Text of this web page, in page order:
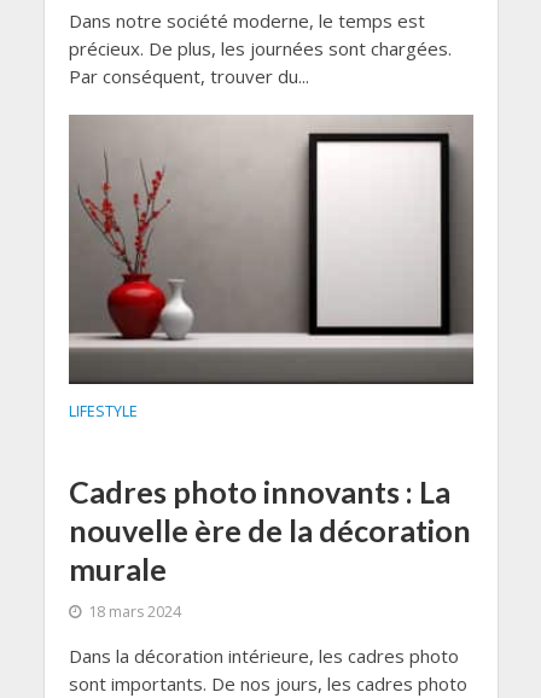
Dans notre société moderne, le temps est
précieux. De plus, les journées sont chargées.
Par conséquent, trouver du...
LIFESTYLE
Cadres photo innovants : La
nouvelle ère de la décoration
murale
18 mars 2024
Dans la décoration intérieure, les cadres photo
sont importants. De nos jours, les cadres photo